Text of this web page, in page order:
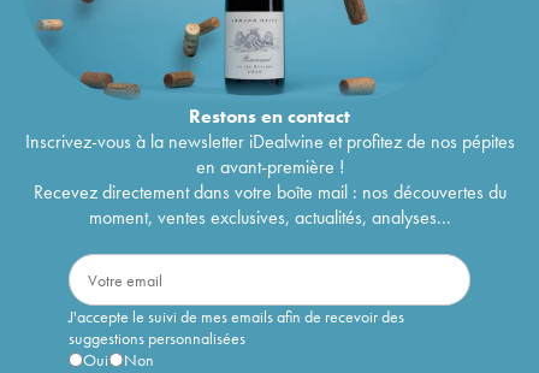
Restons encontact
Inscrivez-vous à la newsletter iDealwine et profitez de nos pépites
en avant-première !
Recevez directement dans votre boîte mail : nos découvertes du
moment, ventes exclusives, actualités, analyses...
J'accepte le suivi de mes emails afin de recevoir des
suggestions personnalisées
Oui
Non